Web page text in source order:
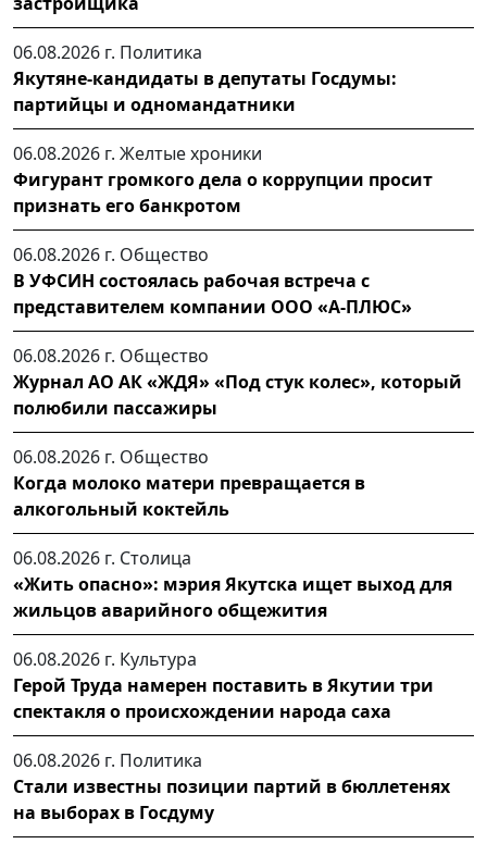
06.08.2026 г. Политика
Якутяне-кандидаты в депутаты Госдумы:
партийцы и одномандатники
06.08.2026 г. Желтые хроники
Фигурант громкого дела о коррупции просит
признать его банкротом
06.08.2026 г. Общество
В УФСИН состоялась рабочая встреча с
представителем компании ООО «А-ПЛЮС»
06.08.2026 г. Общество
Журнал АО АК «ЖДЯ» «Под стук колес», который
полюбили пассажиры
06.08.2026 г. Общество
Когда молоко матери превращается в
алкогольный коктейль
06.08.2026 г. Столица
«Жить опасно»: мэрия Якутска ищет выход для
жильцов аварийного общежития
06.08.2026 г. Культура
Герой Труда намерен поставить в Якутии три
спектакля о происхождении народа саха
06.08.2026 г. Политика
Стали известны позиции партий в бюллетенях
на выборах в Госдуму